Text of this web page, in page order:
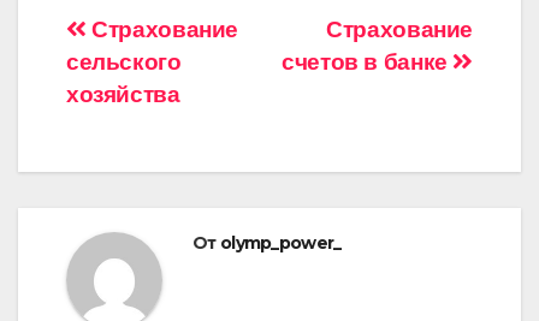
Навигация
по
Страхование
счетов в банке
Страхование
сельского
хозяйства
От olymp_power_